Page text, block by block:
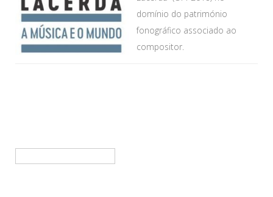
domínio do património
fonográfico associado ao
compositor.